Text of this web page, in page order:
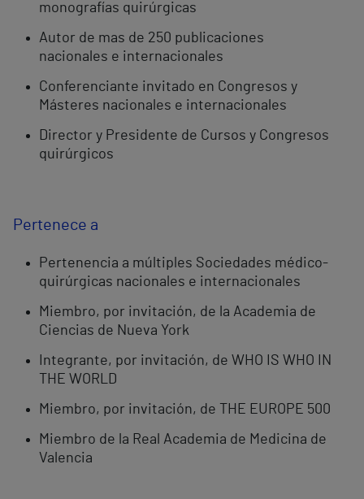
monografías quirúrgicas
Autor de mas de 250 publicaciones
nacionales e internacionales
Conferenciante invitado en Congresos y
Másteres nacionales e internacionales
Director y Presidente de Cursos y Congresos
quirúrgicos
Pertenece a
Pertenencia a múltiples Sociedades médico-
quirúrgicas nacionales e internacionales
Miembro, por invitación, de la Academia de
Ciencias de Nueva York
Integrante, por invitación, de WHO IS WHO IN
THE WORLD
Miembro, por invitación, de THE EUROPE 500
Miembro de la Real Academia de Medicina de
Valencia